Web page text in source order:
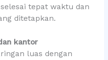
tepat waktu dan
ditetapkan.
kantor
luas dengan